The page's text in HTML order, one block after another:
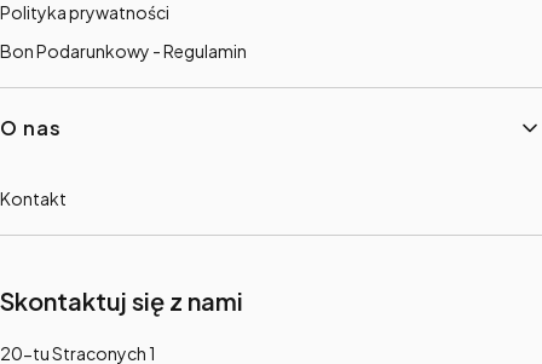
Polityka prywatności
Bon Podarunkowy - Regulamin
O nas
Kontakt
Skontaktuj się z nami
Adres:
20-tu Straconych 1